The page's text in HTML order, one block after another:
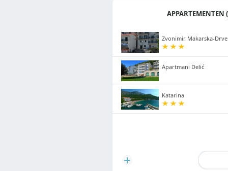
APPARTEMENTEN
Zvonimir Makarska-
Apartmani Delić
Katarina